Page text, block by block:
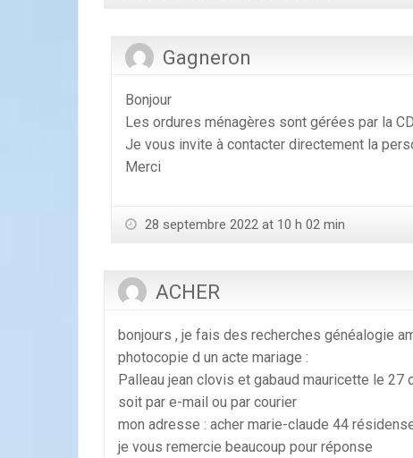
Gagneron
Bonjour
Les ordures ménagères sont gérées par la
Je vous invite à contacter directement la
Merci
28 septembre 2022 at 10 h 02 min
ACHER
bonjours , je fais des recherches généalogie
photocopie d un acte mariage :
Palleau jean clovis et gabaud mauricette le 27
soit par e-mail ou par courier
mon adresse : acher marie-claude 44
je vous remercie beaucoup pour réponse